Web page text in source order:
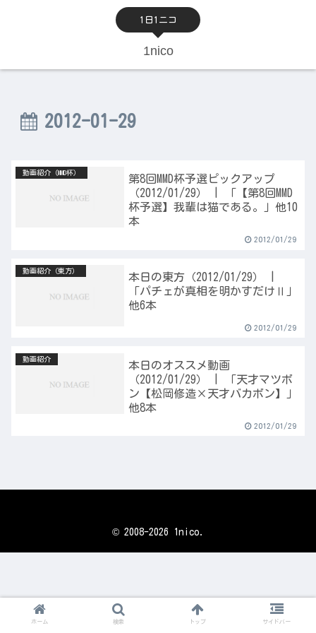
1日1ニコ
1nico
2012-01-29
動画紹介（MMD杯）
第8回MMD杯予選ピックアップ
（2012/01/29） | 「【第8回MMD
杯予選】我輩は猫である。」他10
本
2012/01/29
動画紹介（東方）
本日の東方（2012/01/29） |
「パチェが真相を明かすだけⅡ」
他6本
2012/01/29
動画紹介
本日のオススメ動画
（2012/01/29） | 「天才マツボ
ン【松岡修造×天才バカボン】」
他8本
2012/01/29
© 2008-2026 1nico.
ホーム 検索 トップ サイドバー